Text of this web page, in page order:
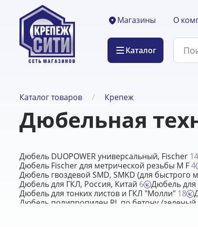
Магазины
Каталог
О
Каталог товаров Крепеж
Дюбельная
Дюбель DUOPOWER универсальный, Fischer 14
Дюбель Fischer для метрической резьбы M F4
Дюбель гвоздевой SMD, SMKD (для быстрого
Дюбель для ГКЛ, Россия, Китай 6 Дюбель для
Дюбель для тонких листов и ГКЛ "Молли" 18
Дюбель полипропилен RL по бетону /зеленый